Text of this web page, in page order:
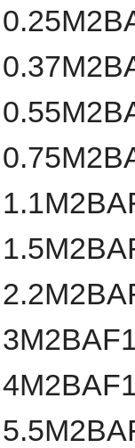
0.25
0.37
0.55
0.75
1.1
1.5
2.2
3
4
5.5